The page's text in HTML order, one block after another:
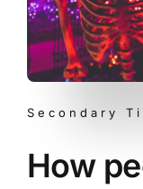
Secondary
How